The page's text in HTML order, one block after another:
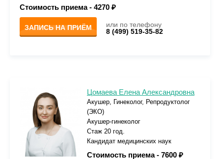
Стоимость приема - 4270 ₽
ЗАПИСЬ НА ПРИЁМ
или по телефону
8 (499) 519-35-82
Цомаева Елена Александровна
Акушер, Гинеколог, Репродуктолог
(ЭКО)
Акушер-гинеколог
Стаж 20 год.
Кандидат медицинских наук
Стоимость приема - 7600 ₽